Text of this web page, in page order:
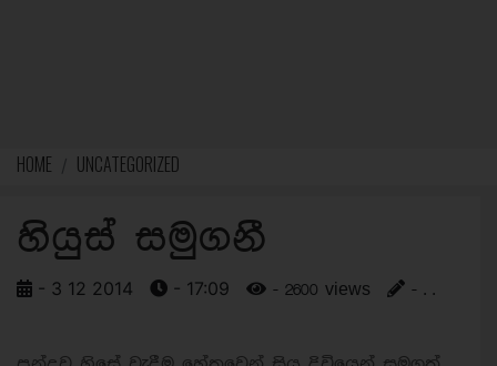
HOME UNCATEGORIZED
හියුස් සමුගනී
- 3 12 2014 - 17:09 - 2600 views - . .